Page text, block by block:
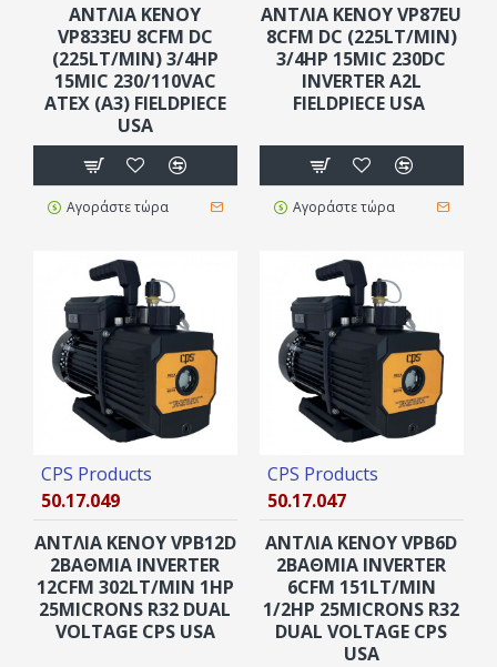
ΑΝΤΛΙΑ ΚΕΝΟΥ
VP833EU 8CFM DC
(225LT/MIN) 3/4HP
15MIC 230/110VAC
ATEX (A3) FIELDPIECE
USA
Αγοράστε τώρα
ΑΝΤΛΙΑ ΚΕΝΟΥ VP87EU
8CFM DC (225LT/MIN)
3/4HP 15MIC 230DC
INVERTER A2L
FIELDPIECE USA
Αγοράστε τώρα
CPS Products
50.17.049
ΑΝΤΛΙΑ ΚΕΝΟΥ VPB12D
2ΒΑΘΜΙΑ INVERTER
12CFM 302LT/MIN 1HP
25MICRONS R32 DUAL
VOLTAGE CPS USA
CPS Products
50.17.047
ΑΝΤΛΙΑ ΚΕΝΟΥ VPB6D
2ΒΑΘΜΙΑ INVERTER
6CFM 151LT/MIN
1/2HP 25MICRONS R32
DUAL VOLTAGE CPS
USA